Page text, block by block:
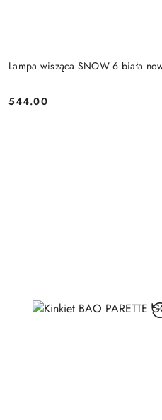
Lampa wisząca SNOW 6 biała
Cena:
544.00